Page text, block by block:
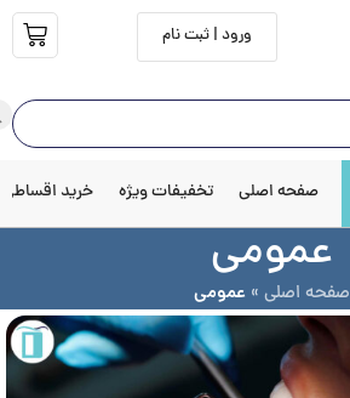
ورود | ثبت نام
صفحه اصلی تخفیفات ویژه خرید اقساطی
عمومی
صفحه اصلی » عمومی